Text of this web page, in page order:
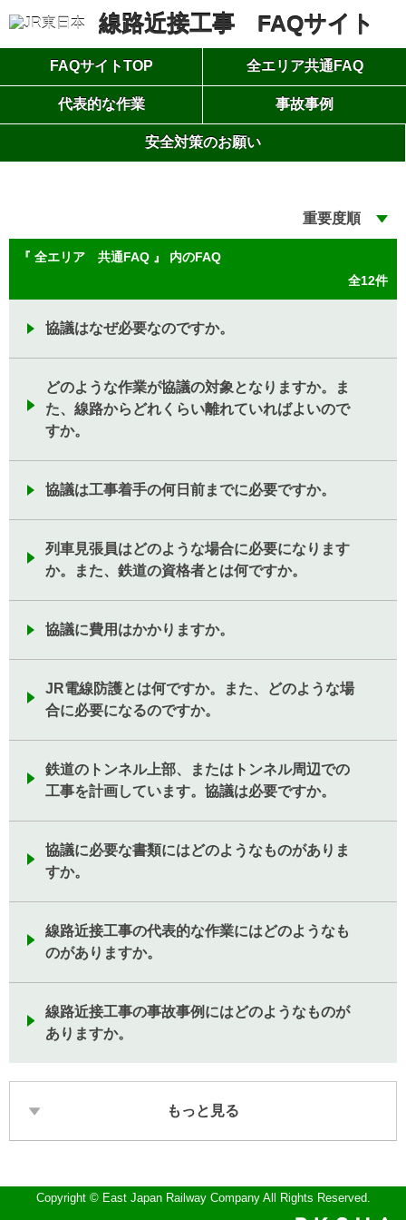
線路近接工事 FAQサイト
FAQサイトTOP 全エリア共通FAQ
代表的な作業 事故事例
安全対策のお願い
別
で
き
ま
す
重要度順
『 全エリア 共通FAQ 』 内のFAQ
全12件
協議はなぜ必要なのですか。
どのような作業が協議の対象となりますか。ま
た、線路からどれくらい離れていればよいので
すか。
協議は工事着手の何日前までに必要ですか。
列車見張員はどのような場合に必要になります
か。また、鉄道の資格者とは何ですか。
協議に費用はかかりますか。
JR電線防護とは何ですか。また、どのような場
合に必要になるのですか。
鉄道のトンネル上部、またはトンネル周辺での
工事を計画しています。協議は必要ですか。
協議に必要な書類にはどのようなものがありま
すか。
線路近接工事の代表的な作業にはどのようなも
のがありますか。
線路近接工事の事故事例にはどのようなものが
ありますか。
もっと見る
Copyright © East Japan Railway Company All Rights Reserved.